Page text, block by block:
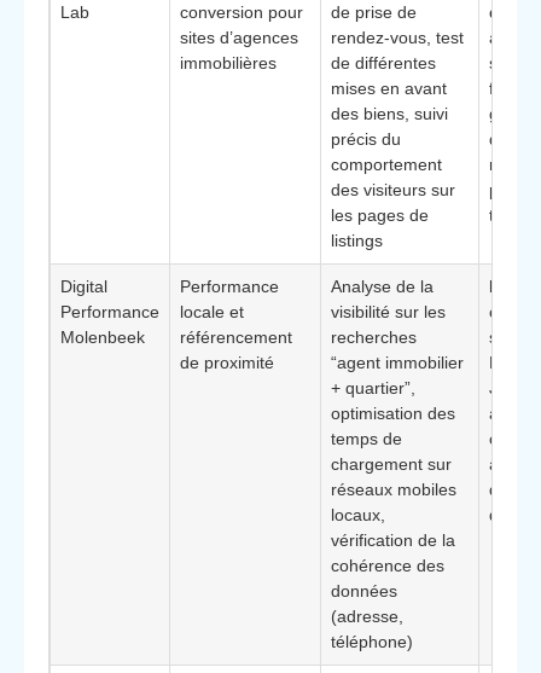
Lab
conversion pour
sites d’agences
immobilières
de prise de
rendez-vous, test
de différentes
mises en avant
des biens, suivi
précis du
comportement
des visiteurs sur
les pages de
listings
sur le
que
Digital
Performance
Molenbeek
Performance
locale et
référencement
de proximité
Analyse de la
visibilité sur les
recherches
“agent immobilier
+ quartier”,
optimisation des
temps de
chargement sur
réseaux mobiles
locaux,
vérification de la
cohérence des
données
(adresse,
téléphone)
sur la
Jean,